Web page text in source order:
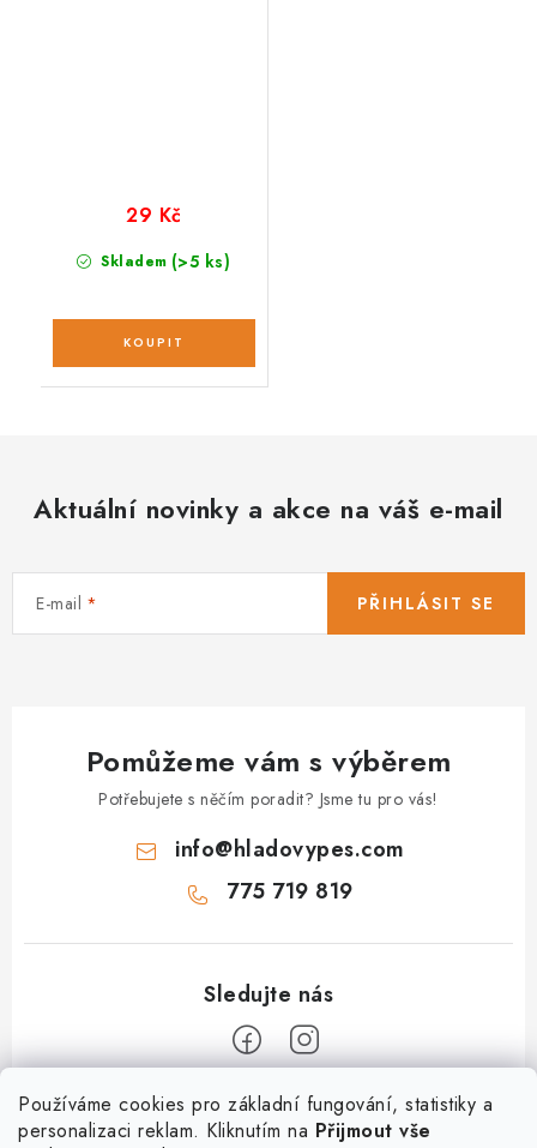
Používáme cookies pro základní fungování, statistiky a
personalizaci reklam. Kliknutím na Přijmout vše
Skladem (>5 ks)
29 Kč
Aktuální novinky a akce na váš e-mail
E-mail PŘIHLÁSIT SE
Pomůžeme vám s výběrem
Potřebujete s něčím poradit? Jsme tu pro vás!
info@hladovypes.com
775 719 819